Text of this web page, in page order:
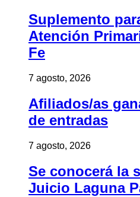
Suplemento
Atención
Fe
7 agosto, 2026
Afiliados/as
de entradas
7 agosto, 2026
Se conocerá la
Juicio Laguna